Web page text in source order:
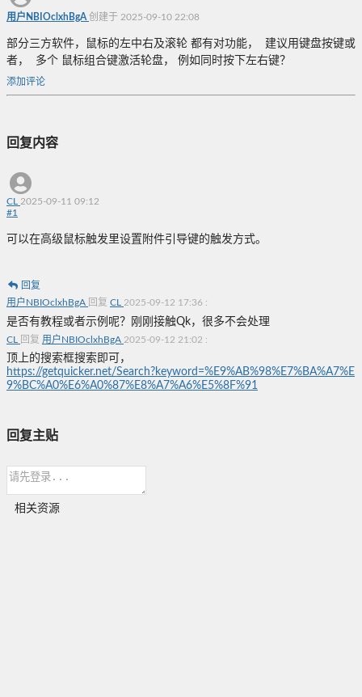
用户NBIOclxhBgA 创建于 2025-09-10 22:08
部分三方软件，鼠标的左中右及滚轮 都有对功能， 建议用键盘按键或
者， 多个 鼠标组合键激活轮盘， 例如同时按下左右键？
添加评论
回复内容
CL 2025-09-11 09:12
#1
可以在高级鼠标触发里设置附件引导键的触发方式。
回复
用户NBIOclxhBgA 回复 CL 2025-09-12 17:36 :
是否有教程或者示例呢？刚刚接触Qk，很多不会处理
CL 回复 用户NBIOclxhBgA 2025-09-12 21:02 :
顶上的搜索框搜索即可，
https://getquicker.net/Search?keyword=%E9%AB%98%E7%BA%A7%E
9%BC%A0%E6%A0%87%E8%A7%A6%E5%8F%91
回复主贴
相关资源